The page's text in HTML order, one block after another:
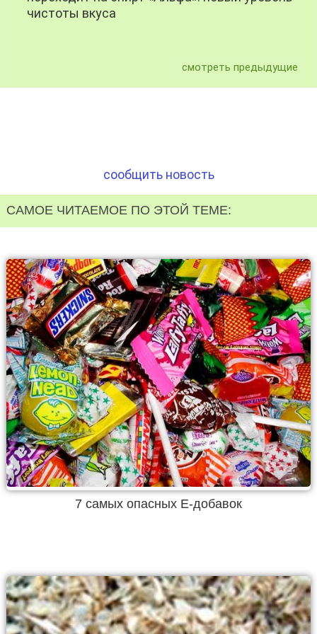
чистоты вкуса
смотреть предыдущие
сообщить новость
САМОЕ ЧИТАЕМОЕ ПО ЭТОЙ ТЕМЕ:
7 самых опасных Е-добавок